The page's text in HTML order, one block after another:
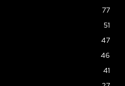
77
51
47
46
41